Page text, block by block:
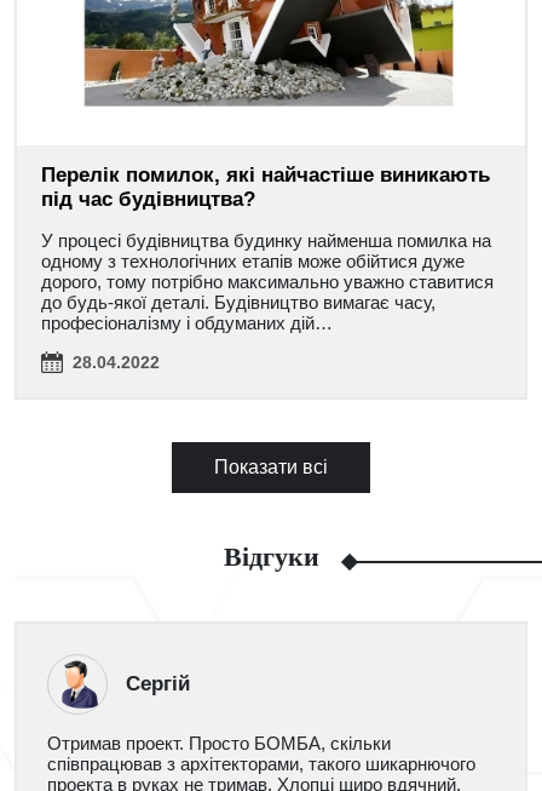
Перелік помилок, які найчастіше виникають
під час будівництва?
У процесі будівництва будинку найменша помилка на
одному з технологічних етапів може обійтися дуже
дорого, тому потрібно максимально уважно ставитися
до будь-якої деталі. Будівництво вимагає часу,
професіоналізму і обдуманих дій…
28.04.2022
Показати всі
Відгуки
Сергій
Отримав проект. Просто БОМБА, скільки
співпрацював з архітекторами, такого шикарнючого
проекта в руках не тримав. Хлопці щиро вдячний.